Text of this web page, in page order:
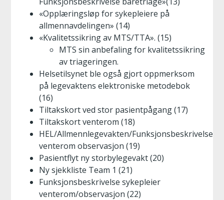
«Opplæringsløp for sykepleiere på
allmennavdelingen» (14)
«Kvalitetssikring av MTS/TTA». (15)
MTS sin anbefaling for kvalitetssikring
av triageringen.
Helsetilsynet ble også gjort oppmerksom
på legevaktens elektroniske metodebok
(16)
Tiltakskort ved stor pasientpågang (17)
Tiltakskort venterom (18)
HEL/Allmennlegevakten/Funksjonsbeskrivelse
venterom observasjon (19)
Pasientflyt ny storbylegevakt (20)
Ny sjekkliste Team 1 (21)
Funksjonsbeskrivelse sykepleier
venterom/observasjon (22)